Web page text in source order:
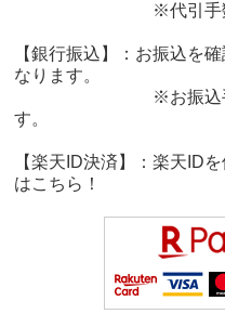
※代引手数料が別
【銀行振込】：お振込を
なります。
※お振込手数料は
す。
【楽天ID決済】：楽天ID
はこちら！